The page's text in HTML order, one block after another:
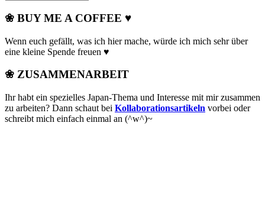
❀ BUY ME A COFFEE ♥
Wenn euch gefällt, was ich hier mache, würde ich mich sehr über
eine kleine Spende freuen ♥
❀ ZUSAMMENARBEIT
Ihr habt ein spezielles Japan-Thema und Interesse mit mir zusammen
zu arbeiten? Dann schaut bei Kollaborationsartikeln vorbei oder
schreibt mich einfach einmal an (^w^)~